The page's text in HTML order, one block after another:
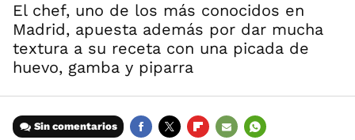
El chef, uno de los más conocidos en
Madrid, apuesta además por dar mucha
textura a su receta con una picada de
huevo, gamba y piparra
Sin comentarios